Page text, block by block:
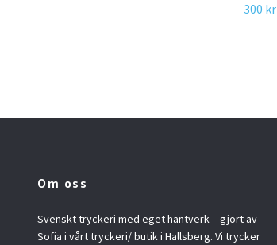
300 kr
Om oss
Svenskt tryckeri med eget hantverk – gjort av
Sofia i vårt tryckeri/ butik i Hallsberg. Vi trycker